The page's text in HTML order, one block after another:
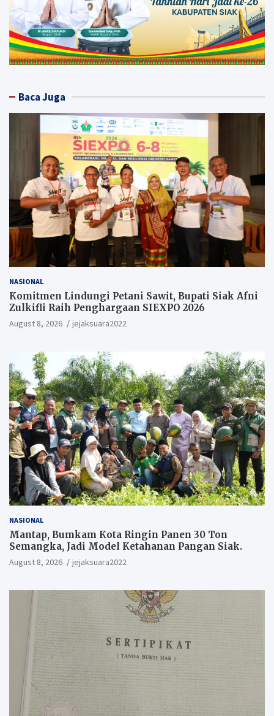
Baca Juga
NASIONAL
Komitmen Lindungi Petani Sawit, Bupati Siak Afni
Zulkifli Raih Penghargaan SIEXPO 2026
August 8, 2026 jejaksuara2022
NASIONAL
Mantap, Bumkam Kota Ringin Panen 30 Ton
Semangka, Jadi Model Ketahanan Pangan Siak.
August 8, 2026 jejaksuara2022